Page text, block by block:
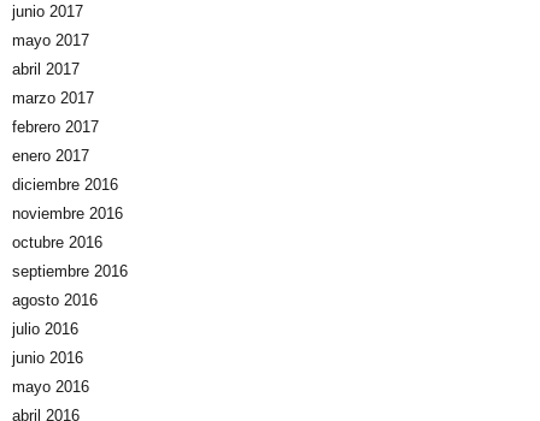
junio 2017
mayo 2017
abril 2017
marzo 2017
febrero 2017
enero 2017
diciembre 2016
noviembre 2016
octubre 2016
septiembre 2016
agosto 2016
julio 2016
junio 2016
mayo 2016
abril 2016